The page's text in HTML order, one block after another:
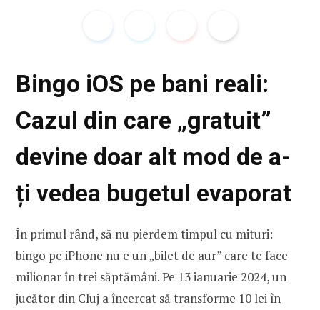
Bingo iOS pe bani reali:
Cazul din care „gratuit”
devine doar alt mod de a-
ți vedea bugetul evaporat
În primul rând, să nu pierdem timpul cu mituri:
bingo pe iPhone nu e un „bilet de aur” care te face
milionar în trei săptămâni. Pe 13 ianuarie 2024, un
jucător din Cluj a încercat să transforme 10 lei în